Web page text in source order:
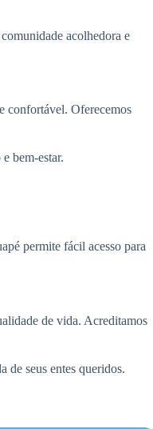
acolhedora e
confortável. Oferecemos
bem-estar.
permite fácil acesso para
de vida. Acreditamos
de seus entes queridos.